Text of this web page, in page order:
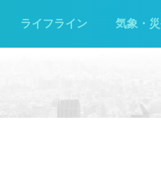
ライフライン 気象・